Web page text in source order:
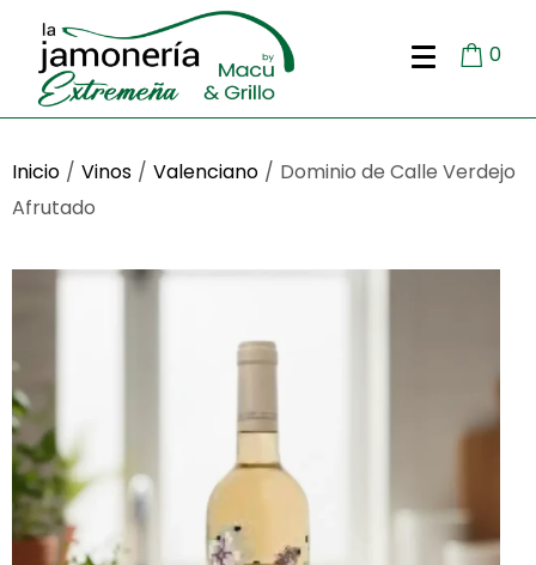
0
Inicio / Vinos / Valenciano / Dominio de Calle Verdejo
Afrutado